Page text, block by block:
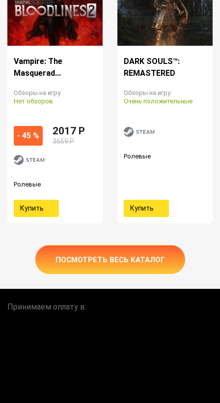
Vampire: The
Masquerad...
Обзоры на игру:
Нет обзоров
- 45 % 2017 P
3659 Р
Ролевые
Купить
DARK SOULS™:
REMASTERED
Обзоры на игру:
Очень положительные
Ролевые
Купить
ПОСМОТРЕТЬ ВЕСЬ КАТАЛОГ
Принимаем оплату в: